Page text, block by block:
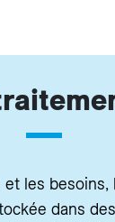
les besoins,
dans